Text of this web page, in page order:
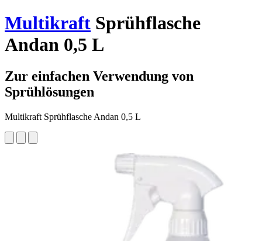
Multikraft Sprühflasche
Andan 0,5 L
Zur einfachen Verwendung von
Sprühlösungen
Multikraft Sprühflasche Andan 0,5 L